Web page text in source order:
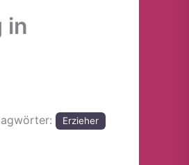
in
Erzieher